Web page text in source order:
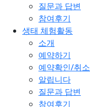
질문과 답변
참여후기
생태 체험활동
소개
예약하기
예약확인/취소
알립니다
질문과 답변
참여후기